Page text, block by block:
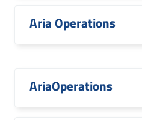
Aria Operations
AriaOperations